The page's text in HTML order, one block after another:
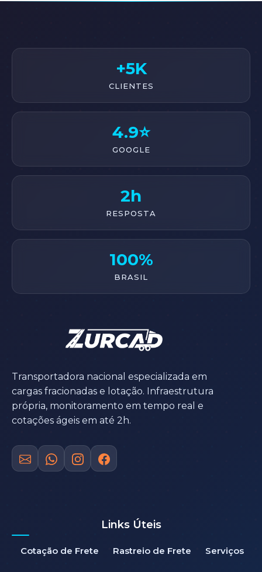
+5K
CLIENTES
4.9⭐
GOOGLE
2h
RESPOSTA
100%
BRASIL
Transportadora nacional especializada em
cargas fracionadas e lotação. Infraestrutura
própria, monitoramento em tempo real e
cotações ágeis em até 2h.
Links Úteis
Cotação de Frete Rastreio de Frete Serviços